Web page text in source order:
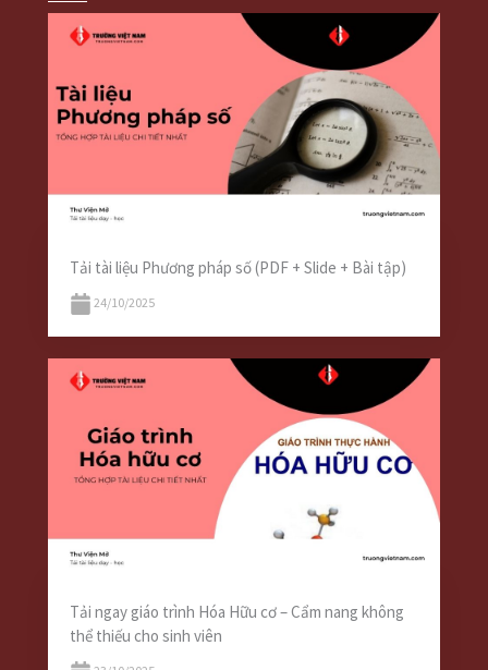
Tải tài liệu Phương pháp số (PDF + Slide + Bài tập)
24/10/2025
Tải ngay giáo trình Hóa Hữu cơ – Cẩm nang không
thể thiếu cho sinh viên